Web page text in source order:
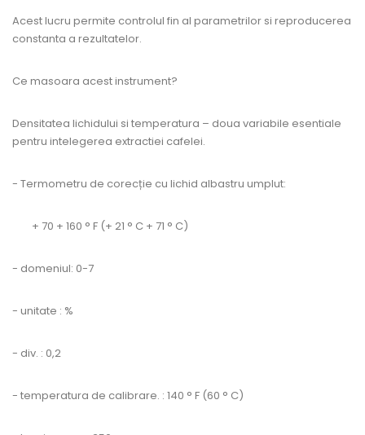
Acest lucru permite controlul fin al parametrilor si reproducerea
constanta a rezultatelor.
Ce masoara acest instrument?
Densitatea lichidului si temperatura – doua variabile esentiale
pentru intelegerea extractiei cafelei.
- Termometru de corecție cu lichid albastru umplut:
+ 70 + 160 ° F (+ 21 ° C + 71 ° C)
- domeniul: 0-7
- unitate : %
- div. : 0,2
- temperatura de calibrare. : 140 ° F (60 ° C)